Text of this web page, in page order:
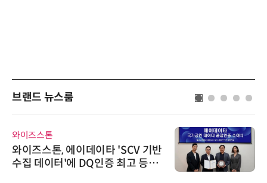
브랜드 뉴스룸
와이즈스톤
와이즈스톤, 에이데이타 'SCV 기반
수집 데이터'에 DQ인증 최고 등급